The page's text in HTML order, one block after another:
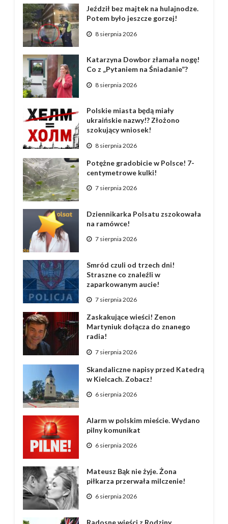
Jeździł bez majtek na hulajnodze.
Potem było jeszcze gorzej!
8 sierpnia 2026
Katarzyna Dowbor złamała nogę!
Co z „Pytaniem na Śniadanie”?
8 sierpnia 2026
Polskie miasta będą miały
ukraińskie nazwy!? Złożono
szokujący wniosek!
8 sierpnia 2026
Potężne gradobicie w Polsce! 7-
centymetrowe kulki!
7 sierpnia 2026
Dziennikarka Polsatu zszokowała
na ramówce!
7 sierpnia 2026
Smród czuli od trzech dni!
Straszne co znaleźli w
zaparkowanym aucie!
7 sierpnia 2026
Zaskakujące wieści! Zenon
Martyniuk dołącza do znanego
radia!
7 sierpnia 2026
Skandaliczne napisy przed Katedrą
w Kielcach. Zobacz!
6 sierpnia 2026
Alarm w polskim mieście. Wydano
pilny komunikat
6 sierpnia 2026
Mateusz Bąk nie żyje. Żona
piłkarza przerwała milczenie!
6 sierpnia 2026
Radosne wieści z Rodziny